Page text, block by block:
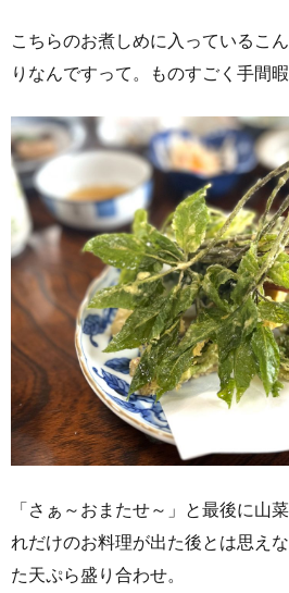
こちらのお煮しめに入っているこ
りなんですって。ものすごく手間
「さぁ～おまたせ～」と最後に
れだけのお料理が出た後とは思え
た天ぷら盛り合わせ。